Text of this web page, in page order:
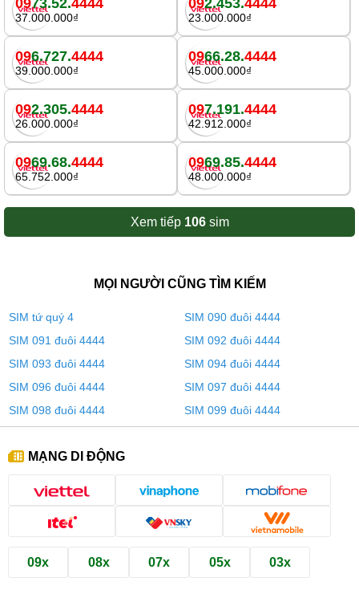
0973.52.4444
37.000.000₫
092.453.4444
23.000.000₫
096.727.4444
39.000.000₫
0966.28.4444
45.000.000₫
092.305.4444
26.000.000₫
097.191.4444
42.912.000₫
0969.68.4444
65.752.000₫
0969.85.4444
48.000.000₫
Xem tiếp 106sim
MỌI NGƯỜI CŨNG TÌM KIẾM
SIM tứ quý 4
SIM 090 đuôi 4444
SIM 091 đuôi 4444
SIM 092 đuôi 4444
SIM 093 đuôi 4444
SIM 094 đuôi 4444
SIM 096 đuôi 4444
SIM 097 đuôi 4444
SIM 098 đuôi 4444
SIM 099 đuôi 4444
MẠNG DI ĐỘNG
09x 08x 07x 05x 03x